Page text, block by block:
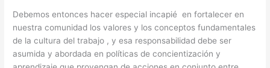
Debemos entonces hacer especial incapié en fortalecer en
nuestra comunidad los valores y los conceptos fundamentales
de la cultura del trabajo , y esa responsabilidad debe ser
asumida y abordada en políticas de concientización y